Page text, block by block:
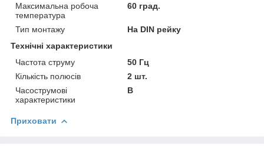
Максимальна робоча
температура
60 град.
Тип монтажу
На DIN рейку
Технічні характеристики
Частота струму
50 Гц
Кількість полюсів
2 шт.
Часострумові
характеристики
B
Приховати